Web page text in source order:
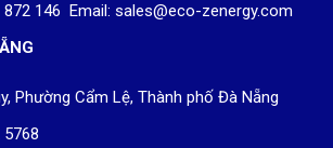
872 146 Email: sales@eco-zenergy.com
Phường Cẩm Lệ, Thành phố Đà Nẵng
5768